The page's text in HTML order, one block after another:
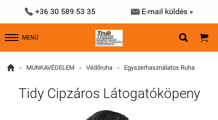
 +36 30 589 53 35  E-mail küldés »
MENÜ  
 » MUNKAVÉDELEM » Védőruha » Egyszerhasználatos Ruha
Tidy Cipzáros Látogatóköpeny